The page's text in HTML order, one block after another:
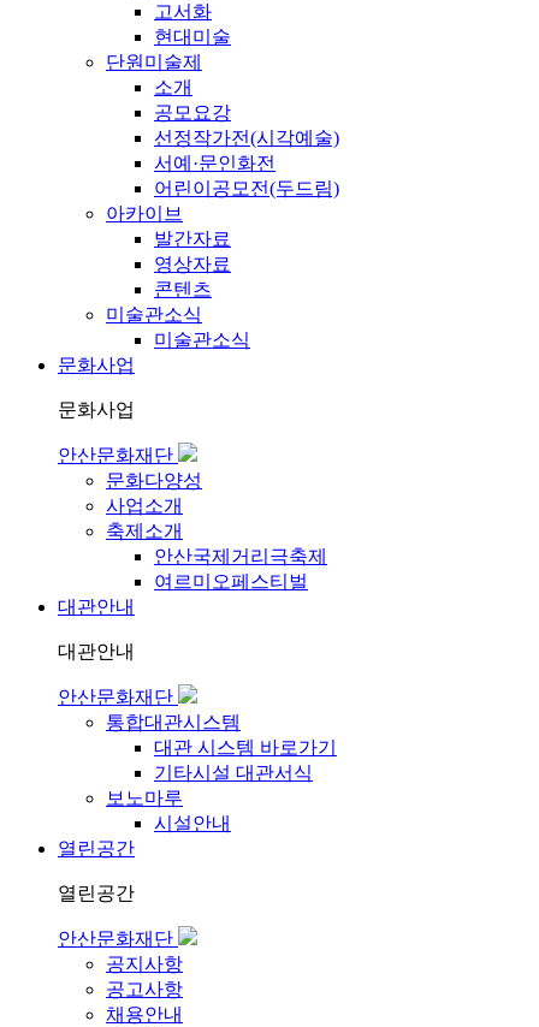
고서화
현대미술
단원미술제
소개
공모요강
선정작가전(시각예술)
서예·문인화전
어린이공모전(두드림)
아카이브
발간자료
영상자료
콘텐츠
미술관소식
미술관소식
문화사업
문화사업
안산문화재단
문화다양성
사업소개
축제소개
안산국제거리극축제
여르미오페스티벌
대관안내
대관안내
안산문화재단
통합대관시스템
대관 시스템 바로가기
기타시설 대관서식
보노마루
시설안내
열린공간
열린공간
안산문화재단
공지사항
공고사항
채용안내